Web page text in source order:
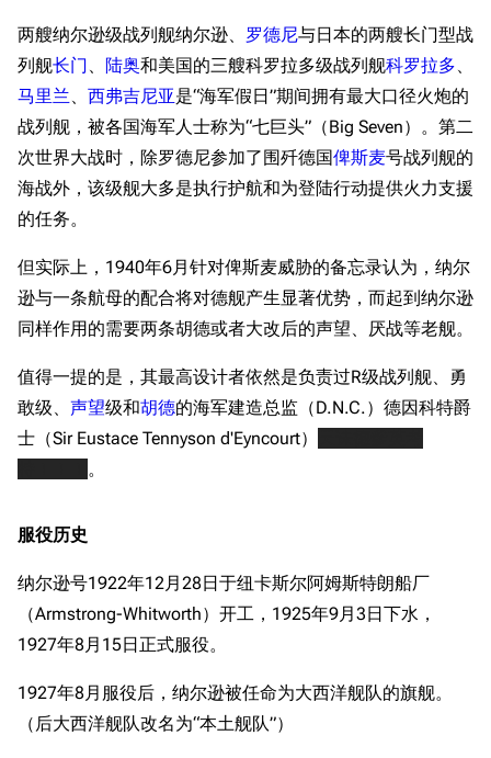
两艘纳尔逊级战列舰纳尔逊、 罗德尼与日本的两艘长门型战
列舰长门、 陆奥和美国的三艘科罗拉多级战列舰科罗拉多、
马里兰、 西弗吉尼亚是“海军假日”期间拥有最大口径火炮的
战列舰，被各国海军人士称为“七巨头”（Big Seven）。第二
次世界大战时，除罗德尼参加了围歼德国俾斯麦号战列舰的
海战外，该级舰大多是执行护航和为登陆行动提供火力支援
的任务。
但实际上，1940年6月针对俾斯麦威胁的备忘录认为，纳尔
逊与一条航母的配合将对德舰产生显著优势，而起到纳尔逊
同样作用的需要两条胡德或者大改后的声望、厌战等老舰。
值得一提的是，其最高设计者依然是负责过R级战列舰、勇
敢级、 声望级和胡德的海军建造总监（D.N.C.）德因科特爵
士（Sir Eustace Tennyson d'Eyncourt）
。
服役历史
纳尔逊号1922年12月28日于纽卡斯尔阿姆斯特朗船厂
（Armstrong-Whitworth）开工，1925年9月3日下水，
1927年8月15日正式服役。
1927年8月服役后，纳尔逊被任命为大西洋舰队的旗舰。
（后大西洋舰队改名为“本土舰队”）